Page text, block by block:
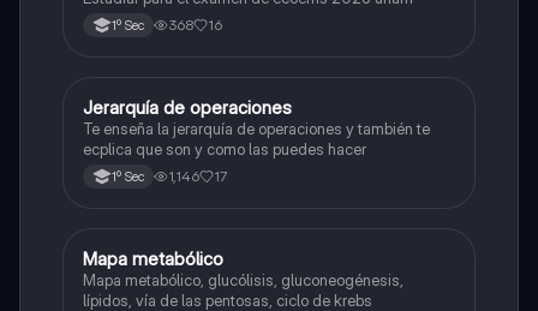
1º Sec 368 16
Matemáticas
Jerarquía de operaciones
Te enseña la jerarquía de operaciones y también te
ecplica que son y como las puedes hacer
1º Sec 1,146 17
Biología
Mapa metabólico
Mapa metabólico, glucólisis, gluconeogénesis,
lípidos, vía de las pentosas, ciclo de krebs